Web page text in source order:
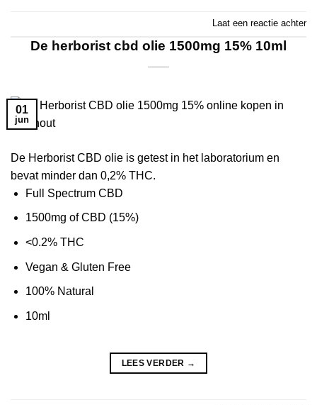
Laat een reactie achter
De herborist cbd olie 1500mg 15% 10ml
01
jun
De Herborist CBD olie is getest in het laboratorium en
bevat minder dan 0,2% THC.
Full Spectrum CBD
1500mg of CBD (15%)
<0.2% THC
Vegan & Gluten Free
100% Natural
10ml
LEES VERDER →